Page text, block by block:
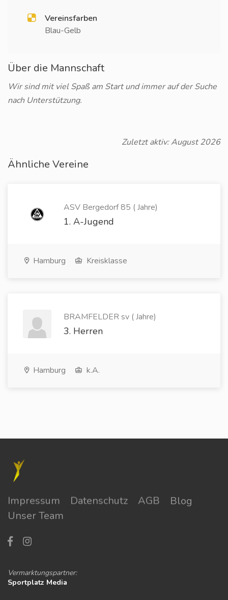
Vereinsfarben
Blau-Gelb
Über die Mannschaft
Wir sind mit viel Spaß am Start und immer auf der Suche
nach Unterstützung.
Zuletzt aktiv: August 2026
Ähnliche Vereine
ASV Bergedorf 85 ( Jahre)
1. A-Jugend
Hamburg Kreisklasse
BRAMFELDER sv ( Jahre)
3. Herren
Hamburg k.A.
Impressum Datenschutz AGB
Blog
Unser Team
Vermarktungspartner:
Sportplatz Media